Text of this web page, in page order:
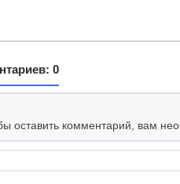
0
оставить комментарий, вам